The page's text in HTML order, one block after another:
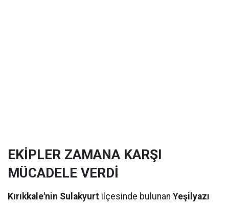
EKİPLER ZAMANA KARŞI
MÜCADELE VERDİ
Kırıkkale'nin Sulakyurt ilçesinde bulunan Yeşilyazı